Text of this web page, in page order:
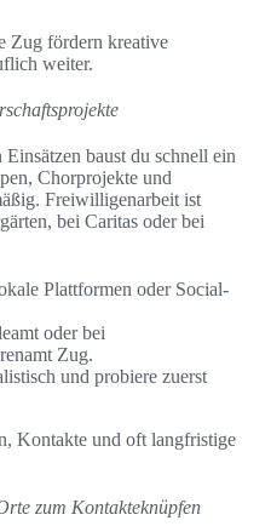
Zug fördern kreative
weiter.
baust du schnell ein
Chorprojekte und
Freiwilligenarbeit ist
bei Caritas oder bei
Plattformen oder Social-
oder bei
Zug.
und probiere zuerst
Kontakte und oft langfristige
zum Kontakteknüpfen